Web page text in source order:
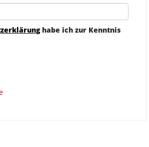
habe ich zur Kenntnis